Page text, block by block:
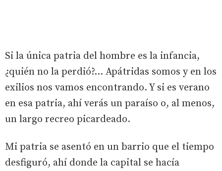
Si la única patria del hombre es la infancia,
¿quién no la perdió?... Apátridas somos y en los
exilios nos vamos encontrando. Y si es verano
en esa patria, ahí verás un paraíso o, al menos,
un largo recreo picardeado.
Mi patria se asentó en un barrio que el tiempo
desfiguró, ahí donde la capital se hacía